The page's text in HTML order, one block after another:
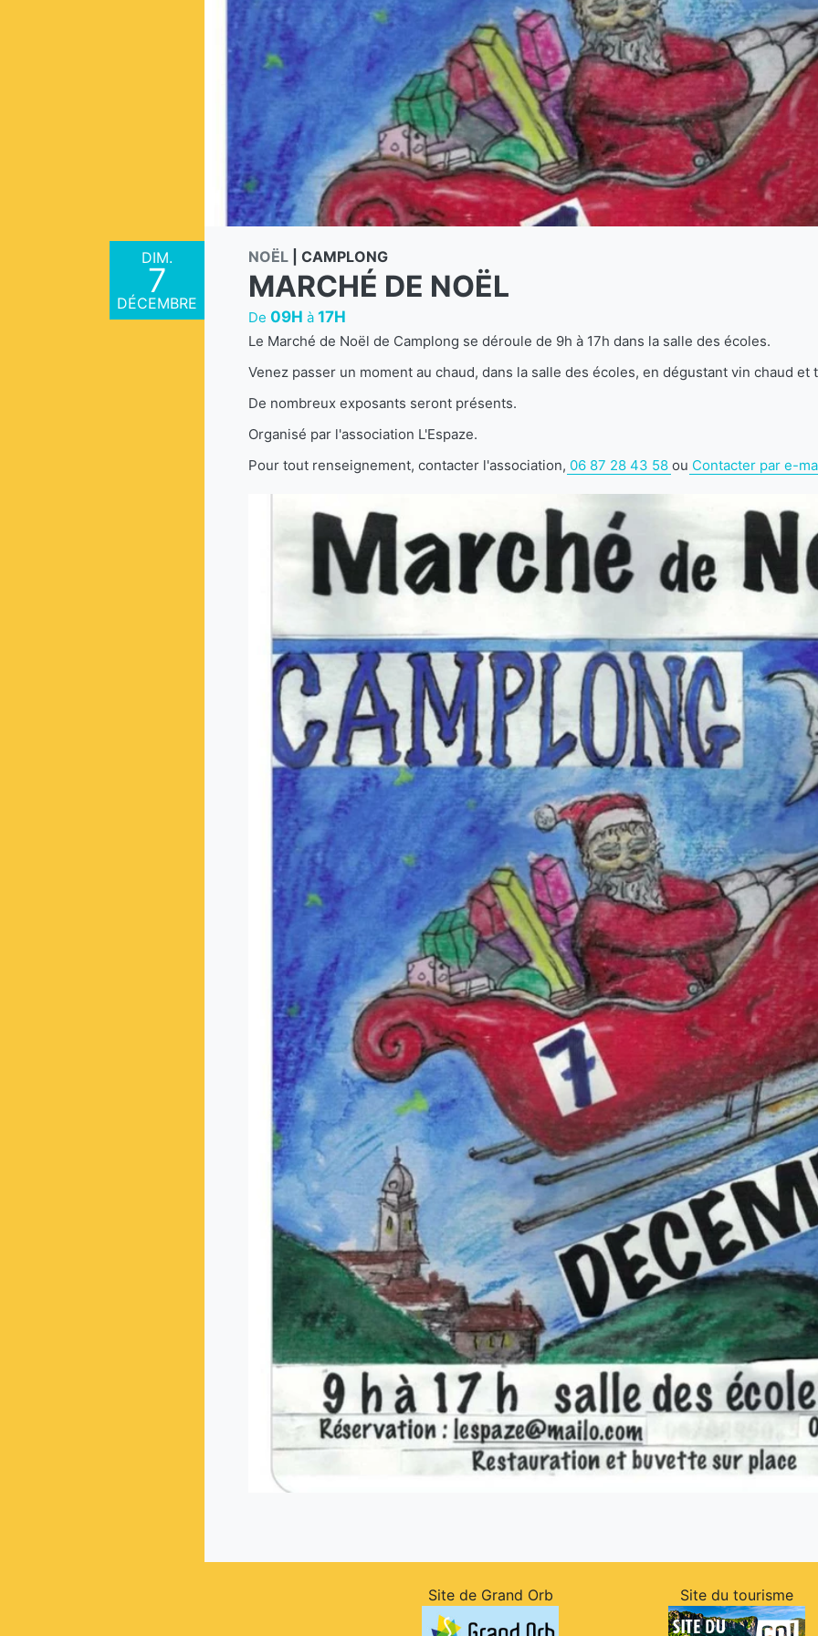
DIM.
7
DÉCEMBRE
NOËL CAMPLONG
MARCHÉ DE NOËL
De 09H à 17H
Le Marché de Noël de Camplong se déroule de 9h à 17h dans la salle des écoles.
Venez passer un moment au chaud, dans la salle des écoles, en dégustant vin chaud
De nombreux exposants seront présents.
Organisé par l'association L'Espaze.
Pour tout renseignement, contacter l'association, 06 87 28 43 58 ou Contacter par e-
Site de Grand Orb Site du tourisme